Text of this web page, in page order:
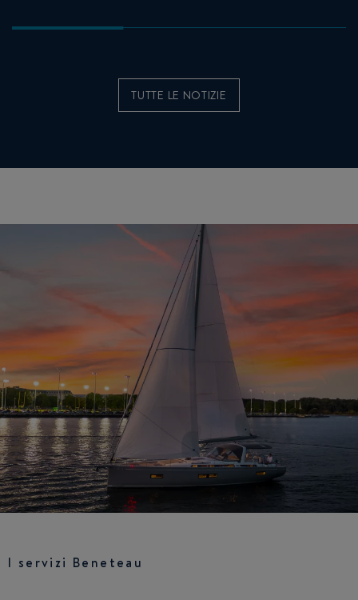
TUTTE LE NOTIZIE
I servizi Beneteau